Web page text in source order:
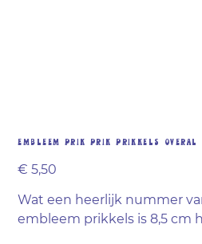
Embleem Prik prik prikkels overal
Prijs
€ 5,50
Wat een heerlijk nummer
embleem prikkels is 8,5 cm